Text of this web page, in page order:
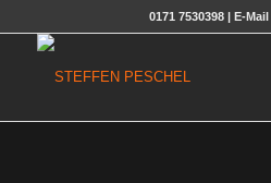
0171 7530398 |E-Mail